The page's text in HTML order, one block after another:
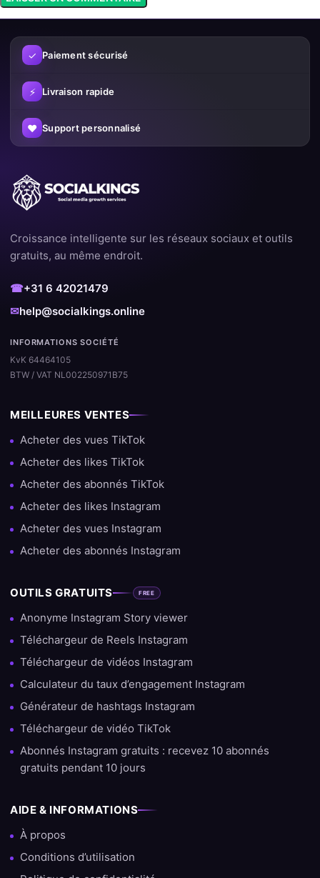
✓ Paiement sécurisé
⚡ Livraison rapide
♥ Support personnalisé
Croissance intelligente sur les réseaux sociaux et outils
gratuits, au même endroit.
☎+31 6 42021479
✉help@socialkings.online
INFORMATIONS SOCIÉTÉ
KvK 64464105
BTW / VAT NL002250971B75
MEILLEURES VENTES
Acheter des vues TikTok
Acheter des likes TikTok
Acheter des abonnés TikTok
Acheter des likes Instagram
Acheter des vues Instagram
Acheter des abonnés Instagram
OUTILS GRATUITS FREE
Anonyme Instagram Story viewer
Téléchargeur de Reels Instagram
Téléchargeur de vidéos Instagram
Calculateur du taux d’engagement Instagram
Générateur de hashtags Instagram
Téléchargeur de vidéo TikTok
Abonnés Instagram gratuits : recevez 10 abonnés
gratuits pendant 10 jours
AIDE & INFORMATIONS
À propos
Conditions d’utilisation